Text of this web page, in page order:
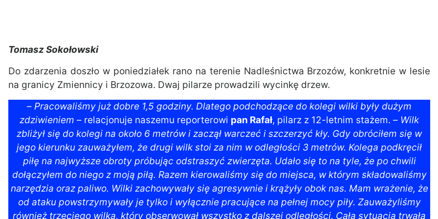
Tomasz Sokołowski
Do zdarzenia doszło w poniedziałek rano na terenie Nadleśnictwa Brzozów, konkretnie w lesie
na granicy Zmiennicy i Brzozowa. Dwaj pilarze prowadzili wycinkę drzew.
–Pracowaliśmy już dobre 1,5 godziny. Dlatego podchodzące do kolegi wilki były dużym
zdziwieniem – relacjonuje naszemu reporterowi pan Rafał, pilarz z 12-letnim stażem. – Wilk
zbliżył się do kolegi na około 6 metrów i zaczął warczeć i szczerzyć kły. Gdy obróciłem się w
jego kierunku zauważyłem, że drugi wilk stoi za nim w odległości 3 metrów. Kolega podkręcił
piłę na najwyższe obroty próbując odstraszyć zwierzęta. Udało się to na tyle, że po chwili
dołączyłem do niego z moją piłą. Razem kierowaliśmy się do miejsca, w którym składowaliśmy
narzędzia oraz paliwo. Wilki zachowywały się agresywnie i krążyły obok nas. Mam wrażenie, że
od ataku powstrzymywały je tylko i wyłącznie pracujące na pełnej mocy piły. Zauważyliśmy
również trzeciego wilka, który obserwował wszystko z dalszej odległości. Cała sytuacja trwała